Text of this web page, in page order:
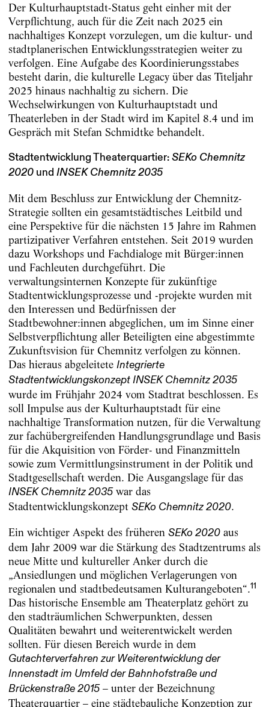
Der Kulturhauptstadt-Status geht einher mit der
Verpflichtung, auch für die Zeit nach 2025 ein
nachhaltiges Konzept vorzulegen, um die kultur- und
stadtplanerischen Entwicklungsstrategien weiter zu
verfolgen. Eine Aufgabe des Koordinierungsstabes
besteht darin, die kulturelle Legacy über das Titeljahr
2025 hinaus nachhaltig zu sichern. Die
Wechselwirkungen von Kulturhauptstadt und
Theaterleben in der Stadt wird im Kapitel 8.4 und im
Gespräch mit Stefan Schmidtke behandelt.
Stadtentwicklung Theaterquartier:SEKo Chemnitz
2020und INSEK Chemnitz 2035
Mit dem Beschluss zur Entwicklung der Chemnitz-
Strategie sollten ein gesamtstädtisches Leitbild und
eine Perspektive für die nächsten 15 Jahre im Rahmen
partizipativer Verfahren entstehen. Seit 2019 wurden
dazu Workshops und Fachdialoge mit Bürger:innen
und Fachleuten durchgeführt. Die
verwaltungsinternen Konzepte für zukünftige
Stadtentwicklungsprozesse und -projekte wurden mit
den Interessen und Bedürfnissen der
Stadtbewohner:innen abgeglichen, um im Sinne einer
Selbstverpflichtung aller Beteiligten eine abgestimmte
Zukunftsvision für Chemnitz verfolgen zu können.
Das hieraus abgeleitete Integrierte
Stadtentwicklungskonzept INSEK Chemnitz 2035
wurde im Frühjahr 2024 vom Stadtrat beschlossen. Es
soll Impulse aus der Kulturhauptstadt für eine
nachhaltige Transformation nutzen, für die Verwaltung
zur fachübergreifenden Handlungsgrundlage und Basis
für die Akquisition von Förder- und Finanzmitteln
sowie zum Vermittlungsinstrument in der Politik und
Stadtgesellschaft werden. Die Ausgangslage für das
INSEK Chemnitz 2035war das
Stadtentwicklungskonzept SEKo Chemnitz 2020.
Ein wichtiger Aspekt des früheren SEKo 2020aus
dem Jahr 2009 war die Stärkung des Stadtzentrums als
neue Mitte und kultureller Anker durch die
„Ansiedlungen und möglichen Verlagerungen von
regionalen und stadtbedeutsamen Kulturangeboten“.11
Das historische Ensemble am Theaterplatz gehört zu
den stadträumlichen Schwerpunkten, dessen
Qualitäten bewahrt und weiterentwickelt werden
sollten. Für diesen Bereich wurde in dem
Gutachterverfahren zur Weiterentwicklung der
Innenstadt im Umfeld der Bahnhofstraße und
Brückenstraße 2015– unter der Bezeichnung
Theaterquartier – eine städtebauliche Konzeption zur